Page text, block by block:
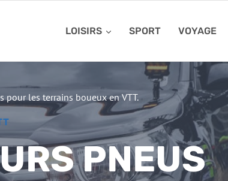
LOISIRS SPORT VOYAGE
pour les terrains boueux en VTT.
PNEUS